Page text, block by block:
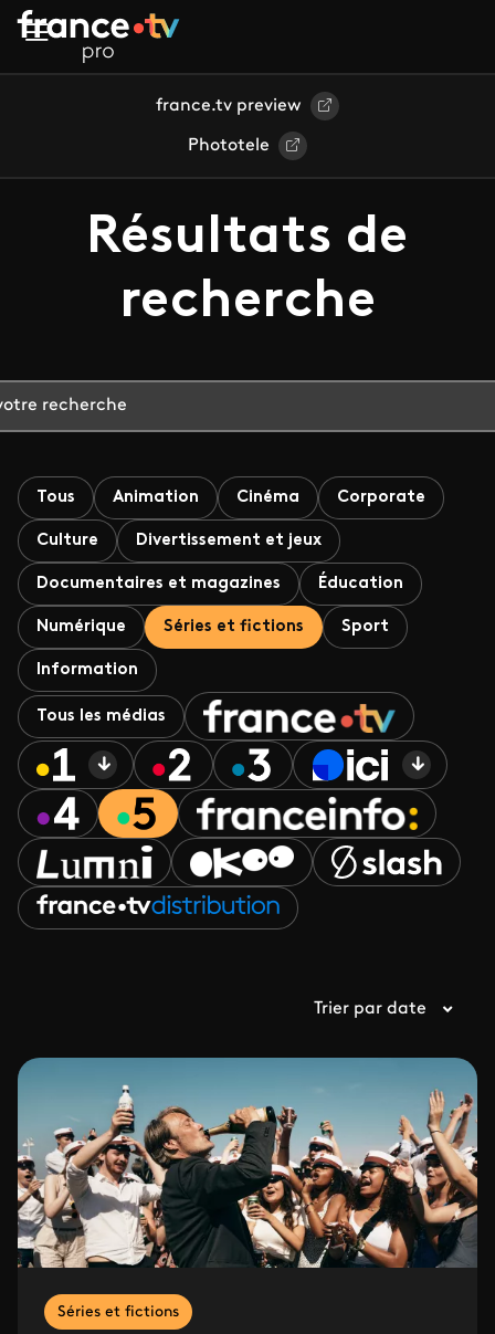
Aller au contenu principal
france.tv preview
Phototele
Résultats de
recherche
Tous Animation Cinéma Corporate
Culture Divertissement et jeux
Documentaires et magazines Éducation
Numérique Séries et fictions Sport
Information
Tous les médias
Trier par date
Séries et fictions